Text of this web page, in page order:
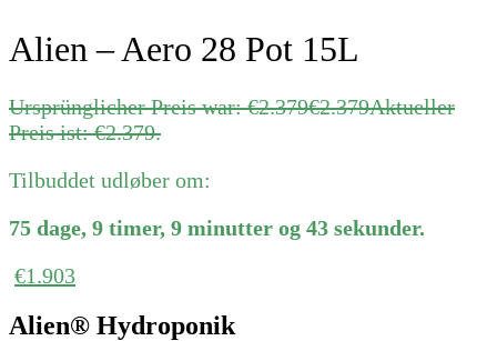
Alien – Aero 28 Pot 15L
Ursprünglicher Preis war: €2.379€2.379Aktueller
Preis ist: €2.379.
Tilbuddet udløber om:
75 dage, 9 timer, 9 minutter og 43 sekunder.
€1.903
Alien® Hydroponik